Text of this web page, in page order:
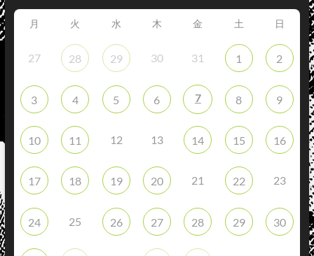
月 火 水 木 金 土 日
27 28 29 30 31 1 2
3 4 5 6 7 8 9
10 11 12 13 14 15 16
17 18 19 20 21 22 23
24 25 26 27 28 29 30